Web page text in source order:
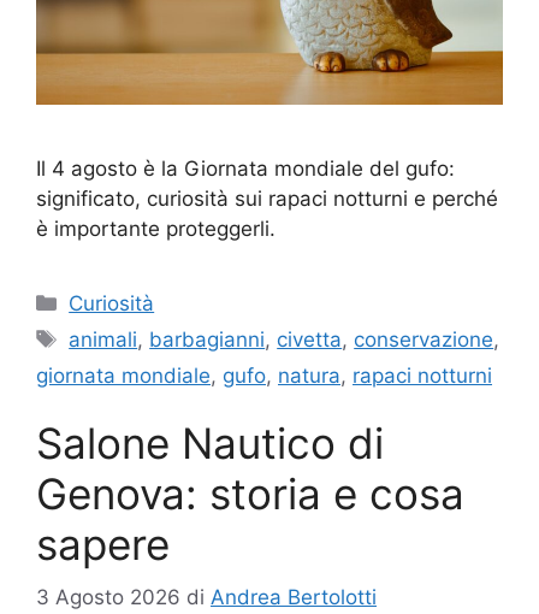
Il 4 agosto è la Giornata mondiale del gufo:
significato, curiosità sui rapaci notturni e perché
è importante proteggerli.
Categorie
Curiosità
Tag
animali, barbagianni, civetta, conservazione,
giornata mondiale, gufo, natura, rapaci notturni
Salone Nautico di
Genova: storia e cosa
sapere
3 Agosto 2026 di Andrea Bertolotti